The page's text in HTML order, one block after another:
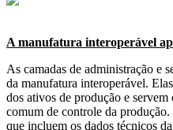
A manufatura interoperável
As camadas de administração e
da manufatura interoperável.
dos ativos de produção e
comum de controle da
que incluem os dados técnicos